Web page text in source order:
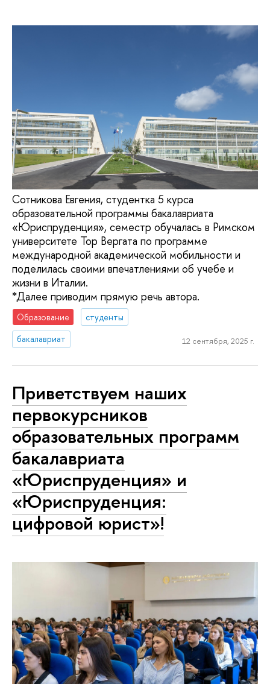
Сотникова Евгения, студентка 5 курса
образовательной программы бакалавриата
«Юриспруденция», семестр обучалась в Римском
университете Тор Вергата по программе
международной академической мобильности и
поделилась своими впечатлениями об учебе и
жизни в Италии.
*Далее приводим прямую речь автора.
Образование
студенты
бакалавриат
12 сентября, 2025 г.
Приветствуем наших
первокурсников
образовательных программ
бакалавриата
«Юриспруденция» и
«Юриспруденция:
цифровой юрист»!